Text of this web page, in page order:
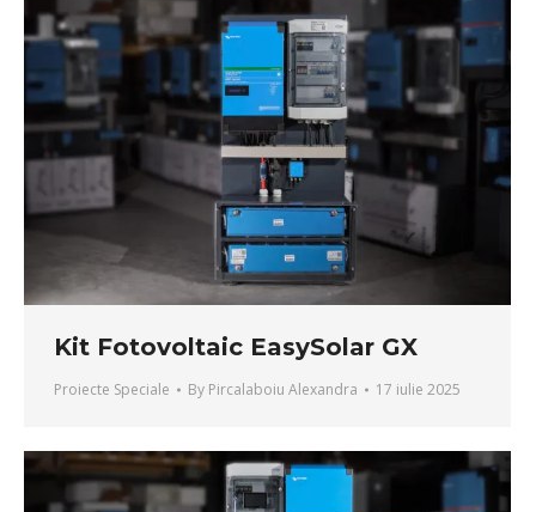
Kit Fotovoltaic EasySolar GX
Proiecte Speciale By Pircalaboiu Alexandra 17 iulie 2025